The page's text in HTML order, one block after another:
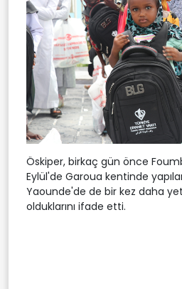
Öskiper, birkaç gün önce
Eylül'de Garoua kentinde
Yaounde'de de bir kez daha
olduklarını ifade etti.